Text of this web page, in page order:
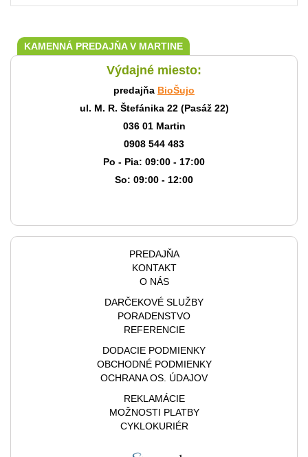
KAMENNÁ PREDAJŇA V MARTINE
Výdajné miesto:
predajňa BioŠujo
ul. M. R. Štefánika 22 (Pasáž 22)
036 01 Martin
0908 544 483
Po - Pia: 09:00 - 17:00
So: 09:00 - 12:00
PREDAJŇA
KONTAKT
O NÁS
DARČEKOVÉ SLUŽBY
PORADENSTVO
REFERENCIE
DODACIE PODMIENKY
OBCHODNÉ PODMIENKY
OCHRANA OS. ÚDAJOV
REKLAMÁCIE
MOŽNOSTI PLATBY
CYKLOKURIÉR